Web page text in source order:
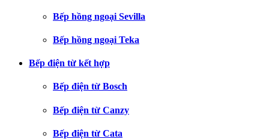
Bếp hồng ngoại Sevilla
Bếp hồng ngoại Teka
Bếp điện từ kết hợp
Bếp điện từ Bosch
Bếp điện từ Canzy
Bếp điện từ Cata